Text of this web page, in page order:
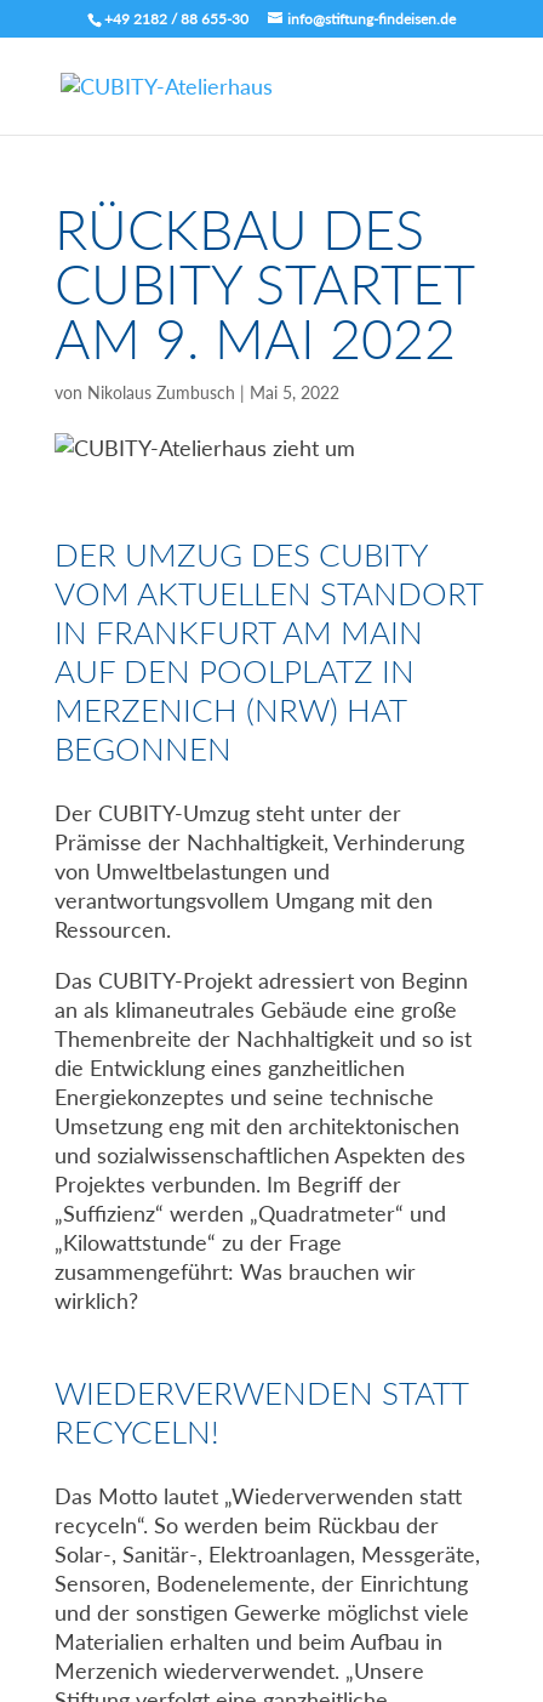
+49 2182 / 88 655-30 info@stiftung-findeisen.de
RÜCKBAU DES
CUBITY STARTET
AM 9. MAI 2022
von Nikolaus Zumbusch | Mai 5, 2022
DER UMZUG DES CUBITY
VOM AKTUELLEN STANDORT
IN FRANKFURT AM MAIN
AUF DEN POOLPLATZ IN
MERZENICH (NRW) HAT
BEGONNEN
Der CUBITY-Umzug steht unter der
Prämisse der Nachhaltigkeit, Verhinderung
von Umweltbelastungen und
verantwortungsvollem Umgang mit den
Ressourcen.
Das CUBITY-Projekt adressiert von Beginn
an als klimaneutrales Gebäude eine große
Themenbreite der Nachhaltigkeit und so ist
die Entwicklung eines ganzheitlichen
Energiekonzeptes und seine technische
Umsetzung eng mit den architektonischen
und sozialwissenschaftlichen Aspekten des
Projektes verbunden. Im Begriff der
„Suffizienz“ werden „Quadratmeter“ und
„Kilowattstunde“ zu der Frage
zusammengeführt: Was brauchen wir
wirklich?
WIEDERVERWENDEN STATT
RECYCELN!
Das Motto lautet „Wiederverwenden statt
recyceln“. So werden beim Rückbau der
Solar-, Sanitär-, Elektroanlagen, Messgeräte,
Sensoren, Bodenelemente, der Einrichtung
und der sonstigen Gewerke möglichst viele
Materialien erhalten und beim Aufbau in
Merzenich wiederverwendet. „Unsere